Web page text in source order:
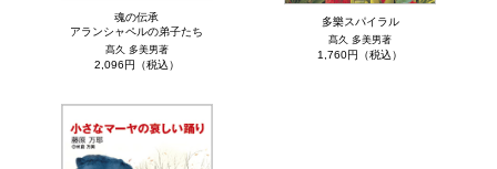
魂の伝承
アランシャペルの弟子たち
髙久 多美男著
2,096円（税込）
多樂スパイラル
髙久 多美男著
1,760円（税込）